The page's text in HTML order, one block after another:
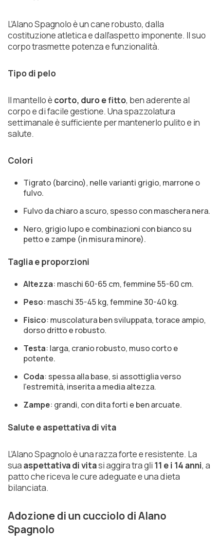
L’Alano Spagnolo è un cane robusto, dalla
costituzione atletica e dall’aspetto imponente. Il suo
corpo trasmette potenza e funzionalità.
Tipo di pelo
Il mantello è corto, duro e fitto, ben aderente al
corpo e di facile gestione. Una spazzolatura
settimanale è sufficiente per mantenerlo pulito e in
salute.
Colori
Tigrato (barcino), nelle varianti grigio, marrone o
fulvo.
Fulvo da chiaro a scuro, spesso con maschera nera.
Nero, grigio lupo e combinazioni con bianco su
petto e zampe (in misura minore).
Taglia e proporzioni
Altezza: maschi 60-65 cm, femmine 55-60 cm.
Peso: maschi 35-45 kg, femmine 30-40 kg.
Fisico: muscolatura ben sviluppata, torace ampio,
dorso dritto e robusto.
Testa: larga, cranio robusto, muso corto e
potente.
Coda: spessa alla base, si assottiglia verso
l’estremità, inserita a media altezza.
Zampe: grandi, con dita forti e ben arcuate.
Salute e aspettativa di vita
L’Alano Spagnolo è una razza forte e resistente. La
sua aspettativa di vitasi aggira tra gli 11 e i 14 anni, a
patto che riceva le cure adeguate e una dieta
bilanciata.
Adozione di un cucciolo di Alano
Spagnolo